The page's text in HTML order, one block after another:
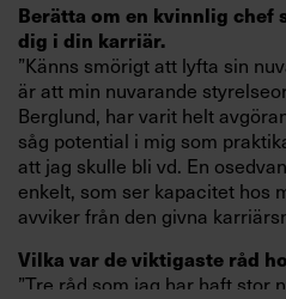
Berätta om en kvinnlig
dig i din karriär.
”Känns smörigt att lyfta sin
är att min nuvarande
Berglund, har varit helt
såg potential i mig som
att jag skulle bli vd. En
enkelt, som ser kapacitet hos
avviker från den givna
Vilka var de viktigaste råd
”Tre råd som jag har haft stor